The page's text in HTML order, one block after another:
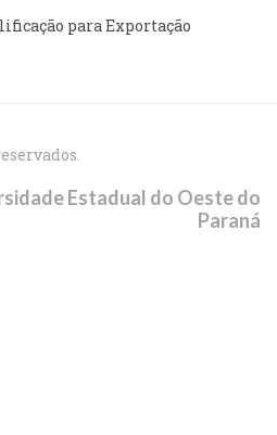
para Exportação
Estadual do Oeste do
Paraná